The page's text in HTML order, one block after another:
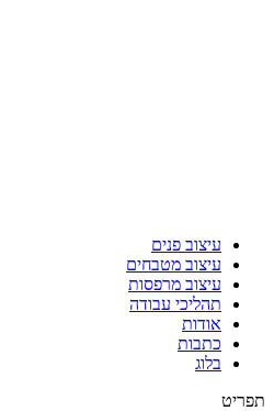
עיצוב פנים
עיצוב מטבחים
עיצוב מרפסות
תהליכי עבודה
אודות
כתבות
בלוג
תפריט